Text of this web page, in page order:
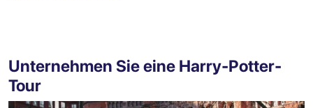
Unternehmen Sie eine Harry-Potter-
Tour